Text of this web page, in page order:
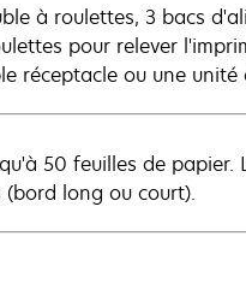
à roulettes, 3 bacs
pour relever
réceptacle ou une
50 feuilles de papier.
long ou court).